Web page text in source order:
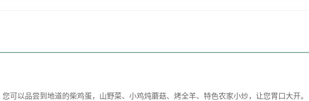
可以品尝到地道的柴鸡蛋，山野菜、小鸡炖蘑菇、烤全羊、特色农家小炒，让您胃口大开。